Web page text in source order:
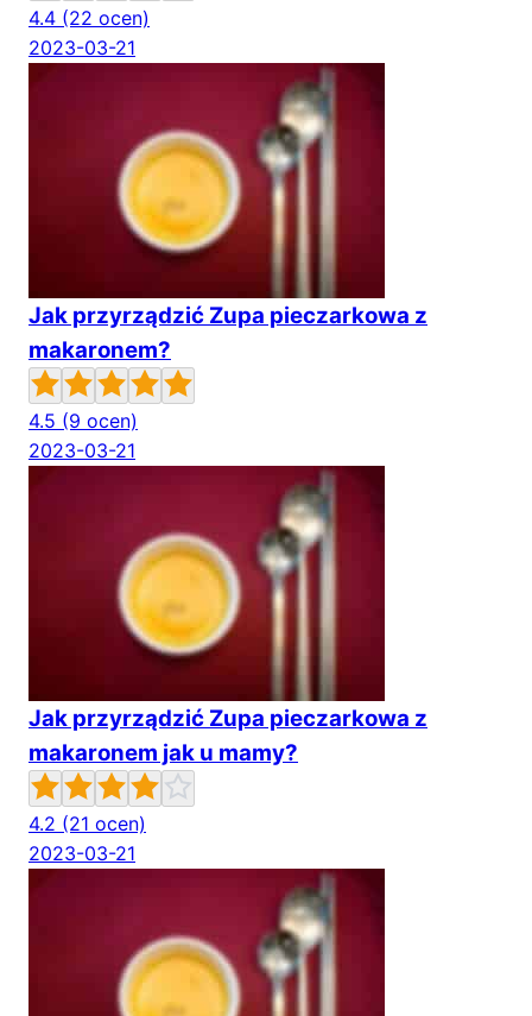
4.4 (22 ocen)
2023-03-21
Jak przyrządzić Zupa pieczarkowa z
makaronem?
4.5 (9 ocen)
2023-03-21
Jak przyrządzić Zupa pieczarkowa z
makaronem jak u mamy?
4.2 (21 ocen)
2023-03-21